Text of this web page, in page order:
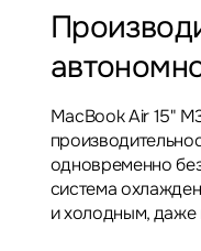
MacBook Air 15"
одновременно
система
и холодным, даже